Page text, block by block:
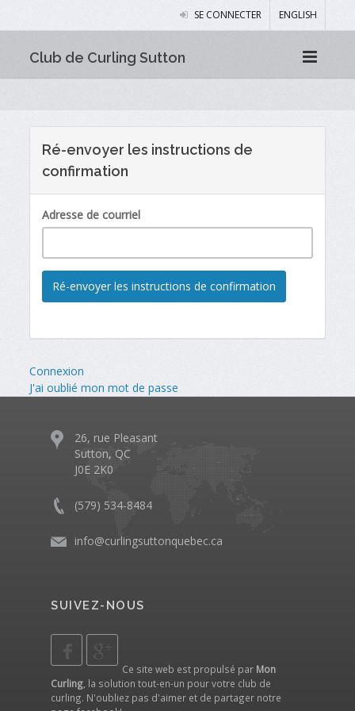
SE CONNECTER ENGLISH
Club de Curling Sutton
Ré-envoyer les instructions de
confirmation
Adresse de courriel
Connexion
J'ai oublié mon mot de passe
26, rue Pleasant
Sutton, QC
J0E 2K0
(579) 534-8484
info@curlingsuttonquebec.ca
SUIVEZ-NOUS
Ce site web est propulsé par Mon
Curling , la solution tout-en-un pour votre club de
curling. N'oubliez pas d'aimer et de partager notre